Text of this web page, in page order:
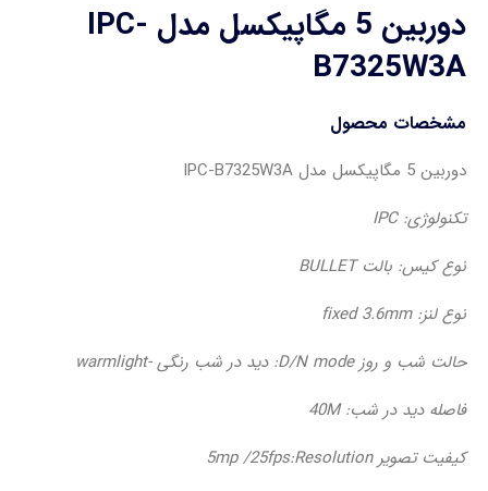
دوربین 5 مگاپیکسل مدل IPC-
B7325W3A
مشخصات محصول
دوربین 5 مگاپیکسل مدل IPC-B7325W3A
تکنولوژی: IPC
نوع کیس: بالت BULLET
نوع لنز: fixed 3.6mm
حالت شب و روز D/N mode: دید در شب رنگی -warmlight
فاصله دید در شب: 40M
کیفیت تصویر 5mp /25fps:Resolution